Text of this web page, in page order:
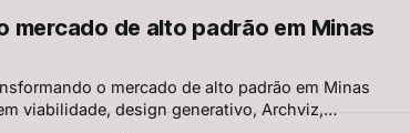
arquitetônico.
mercado de alto padrão em Minas
o mercado de alto padrão em Minas
viabilidade, design generativo, Archviz,